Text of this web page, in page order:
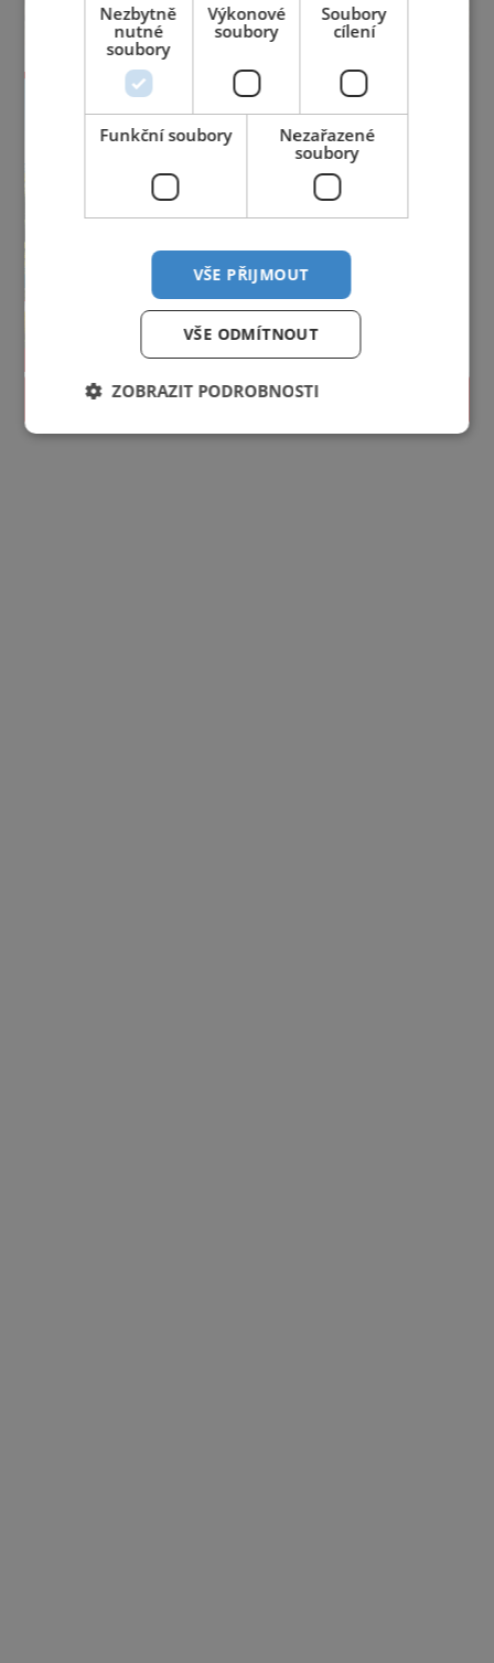
PROLISTOVAT
Nezbytně
nutné
soubory
Výkonové
soubory
Soubory
cílení
Funkční soubory
Nezařazené
soubory
VŠE PŘIJMOUT
VŠE ODMÍTNOUT
ZOBRAZIT PODROBNOSTI